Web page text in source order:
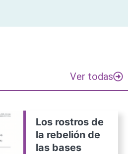
Ver todas
Los rostros de
la rebelión de
las bases